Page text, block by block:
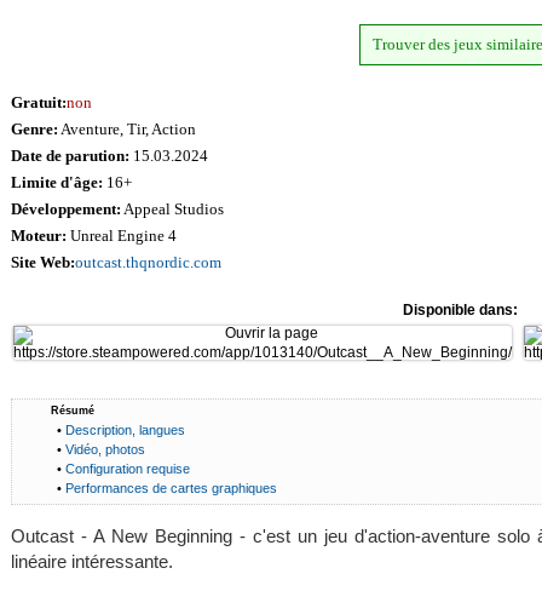
Trouver des jeux
Gratuit:non
Genre: Aventure, Tir, Action
Date de parution: 15.03.2024
Limite d'âge: 16+
Développement: Appeal Studios
Moteur: Unreal Engine 4
Site Web:outcast.thqnordic.com
Disponible dans:
Résumé
•Description, langues
•Vidéo, photos
•Configuration requise
•Performances de cartes graphiques
Outcast - A New Beginning - c'est un jeu d'action-aventure
linéaire intéressante.